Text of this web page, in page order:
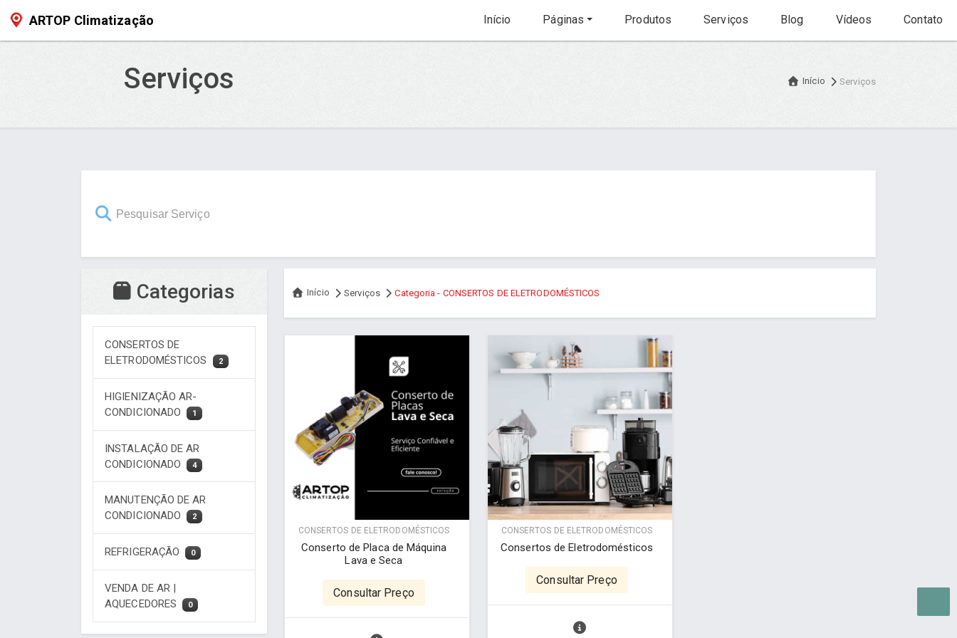
ARTOP Climatização Início Páginas Produtos Serviços Blog Vídeos Contato
Serviços Início Serviços
Categorias
CONSERTOS DE
ELETRODOMÉSTICOS
2
HIGIENIZAÇÃO AR-
CONDICIONADO
1
INSTALAÇÃO DE AR
CONDICIONADO
4
MANUTENÇÃO DE AR
CONDICIONADO
2
REFRIGERAÇÃO 0
VENDA DE AR |
AQUECEDORES
0
Início Serviços Categoria - CONSERTOS DE ELETRODOMÉSTICOS
CONSERTOS DE ELETRODOMÉSTICOS
Conserto de Placa de Máquina
Lava e Seca
Consultar Preço
CONSERTOS DE ELETRODOMÉSTICOS
Consertos de Eletrodomésticos
Consultar Preço